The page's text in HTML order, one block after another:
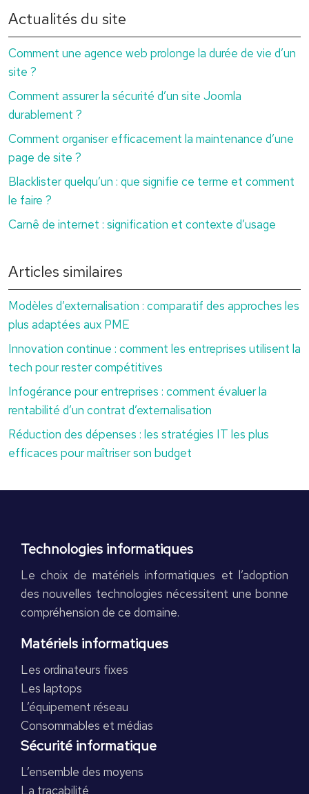
Actualités du site
Comment une agence web prolonge la durée de vie d’un
site ?
Comment assurer la sécurité d’un site Joomla
durablement ?
Comment organiser efficacement la maintenance d’une
page de site ?
Blacklister quelqu’un : que signifie ce terme et comment
le faire ?
Carnê de internet : signification et contexte d’usage
Articles similaires
Modèles d’externalisation : comparatif des approches les
plus adaptées aux PME
Innovation continue : comment les entreprises utilisent la
tech pour rester compétitives
Infogérance pour entreprises : comment évaluer la
rentabilité d’un contrat d’externalisation
Réduction des dépenses : les stratégies IT les plus
efficaces pour maîtriser son budget
Technologies informatiques
Le choix de matériels informatiques et l’adoption
des nouvelles technologies nécessitent une bonne
compréhension de ce domaine.
Matériels informatiques
Les ordinateurs fixes
Les laptops
L’équipement réseau
Consommables et médias
Sécurité informatique
L’ensemble des moyens
La traçabilité